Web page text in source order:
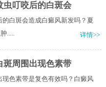
虫叮咬后的白斑会
白斑会造成白癜风新发吗？夏
.....
详情>>
斑周围出现色素带
色素带是复色有效吗？白癜风